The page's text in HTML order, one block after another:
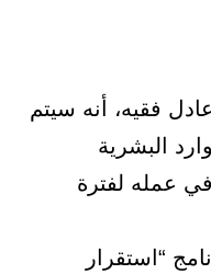
فقيه، أنه سيتم
البشرية
عمله لفترة
“استقرار